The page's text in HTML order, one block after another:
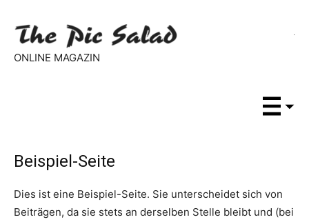
ONLINE MAGAZIN
Beispiel-Seite
Dies ist eine Beispiel-Seite. Sie unterscheidet sich von
Beiträgen, da sie stets an derselben Stelle bleibt und (bei